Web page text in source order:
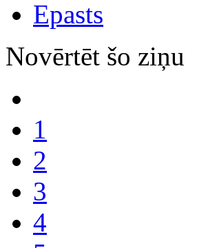
Epasts
Novērtēt šo ziņu
1
2
3
4